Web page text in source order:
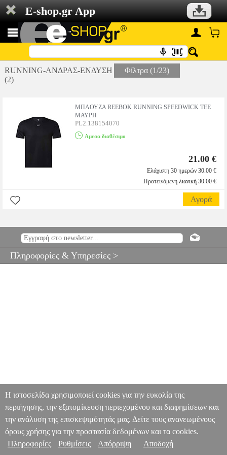
E-shop.gr App
RUNNING-ΑΝΔΡΑΣ-ΕΝΔΥΣΗ
(2)
Φίλτρα (1/23)
ΜΠΛΟΥΖΑ REEBOK RUNNING SPEEDWICK TEE
ΜΑΥΡΗ
PL2.138154070
Αμεσα διαθέσιμο
21.00 €
Ελάχιστη 30 ημερών 30.00 €
Προτεινόμενη λιανική 30.00 €
Αγορά
Πληροφορίες & Υπηρεσίες >
Η ιστοσελίδα χρησιμοποιεί cookies για την ευκολία της
περιήγησης, την εξατομίκευση περιεχομένου και διαφημίσεων και
την ανάλυση της επισκεψιμότητάς μας. Δείτε τους ανανεωμένους
όρους χρήσης για την προστασία δεδομένων και τα cookies.
Πληροφορίες
Ρυθμίσεις Απόρριψη Αποδοχή